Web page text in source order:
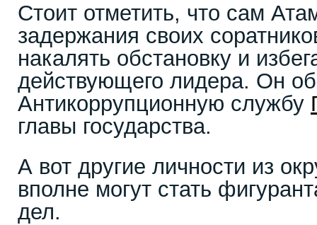
Стоит отметить, что сам
задержания своих
накалять обстановку и
действующего лидера. Он
Антикоррупционную службу
главы государства.
А вот другие личности из
вполне могут стать
дел.